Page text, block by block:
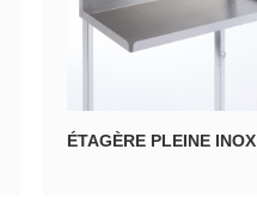
ÉTAGÈRE PLEINE INOX